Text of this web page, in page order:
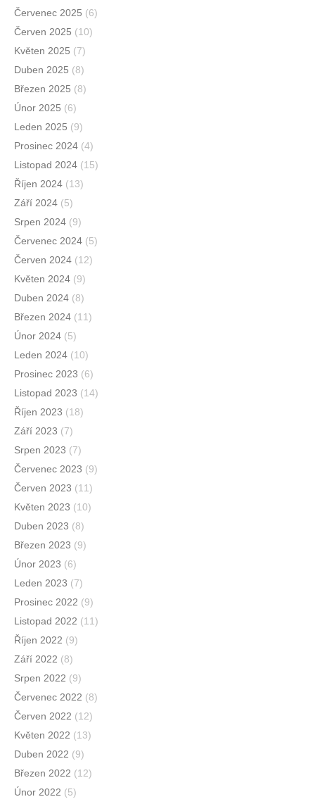
Červenec 2025 (6)
Červen 2025 (10)
Květen 2025 (7)
Duben 2025 (8)
Březen 2025 (8)
Únor 2025 (6)
Leden 2025 (9)
Prosinec 2024 (4)
Listopad 2024 (15)
Říjen 2024 (13)
Září 2024 (5)
Srpen 2024 (9)
Červenec 2024 (5)
Červen 2024 (12)
Květen 2024 (9)
Duben 2024 (8)
Březen 2024 (11)
Únor 2024 (5)
Leden 2024 (10)
Prosinec 2023 (6)
Listopad 2023 (14)
Říjen 2023 (18)
Září 2023 (7)
Srpen 2023 (7)
Červenec 2023 (9)
Červen 2023 (11)
Květen 2023 (10)
Duben 2023 (8)
Březen 2023 (9)
Únor 2023 (6)
Leden 2023 (7)
Prosinec 2022 (9)
Listopad 2022 (11)
Říjen 2022 (9)
Září 2022 (8)
Srpen 2022 (9)
Červenec 2022 (8)
Červen 2022 (12)
Květen 2022 (13)
Duben 2022 (9)
Březen 2022 (12)
Únor 2022 (5)